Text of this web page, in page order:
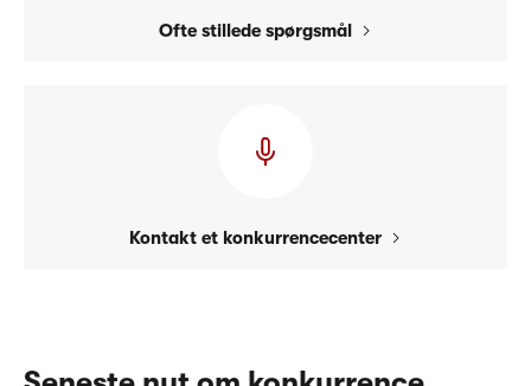
Ofte stillede spørgsmål
Kontakt et konkurrencecenter